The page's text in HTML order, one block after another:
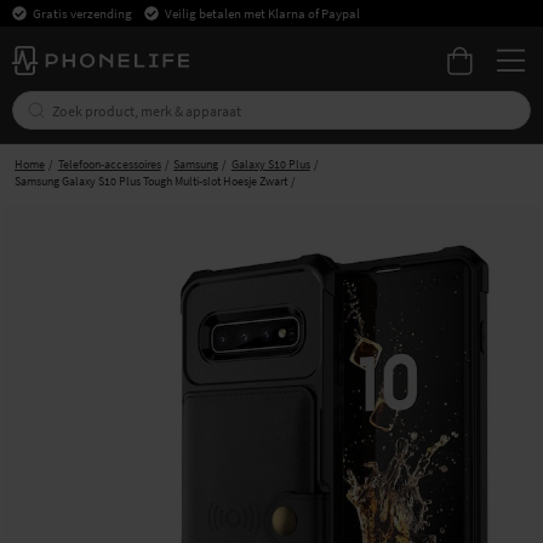
Gratis verzending Veilig betalen met Klarna of Paypal
Home Telefoon-accessoires Samsung
Galaxy S10 Plus
Samsung Galaxy S10 Plus Tough Multi-slot Hoesje Zwart